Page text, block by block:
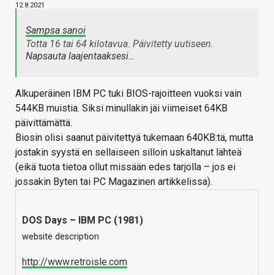
12.8.2021
Sampsa sanoi
Totta 16 tai 64 kilotavua. Päivitetty uutiseen.
Napsauta laajentaaksesi…
Alkuperäinen IBM PC tuki BIOS-rajoitteen vuoksi vain
544KB muistia. Siksi minullakin jäi viimeiset 64KB
päivittämättä.
Biosin olisi saanut päivitettyä tukemaan 640KB:tä, mutta
jostakin syystä en sellaiseen silloin uskaltanut lähteä
(eikä tuota tietoa ollut missään edes tarjolla – jos ei
jossakin Byten tai PC Magazinen artikkelissa).
DOS Days – IBM PC (1981)
website description
http://www.retroisle.com